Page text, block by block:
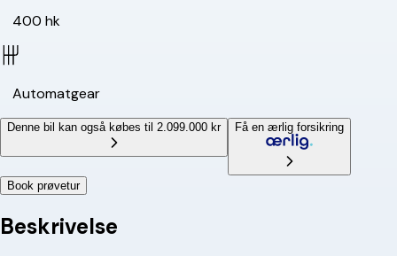
400 hk
Automatgear
Denne bil kan også købes til 2.099.000 kr Få en ærlig forsikring
Book prøvetur
Beskrivelse